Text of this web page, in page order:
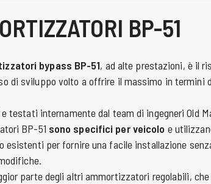
BP-51
bypass BP-51, ad alte prestazioni, è il
di sviluppo volto a offrire il massimo in termini
testati internamente dal team di ingegneri Old
BP-51 sono specifici per veicolo e
esistenti per fornire una facile installazione
parte degli altri ammortizzatori regolabili, che